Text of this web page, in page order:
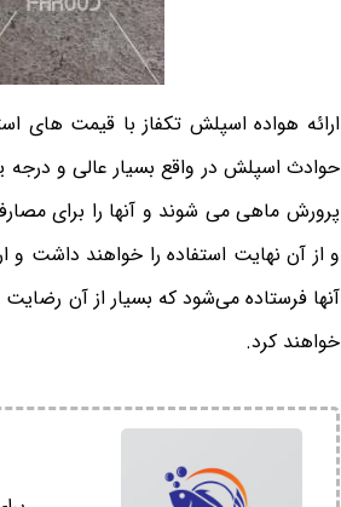
ارائه هواده اسپلش تکفاز با قیمت های
حوادث اسپلش در واقع بسیار عالی و
پرورش ماهی می شوند و آنها را برای
و از آن نهایت استفاده را خواهند داشت
آنها فرستاده می‌شود که بسیار از آن
خواهند کرد.